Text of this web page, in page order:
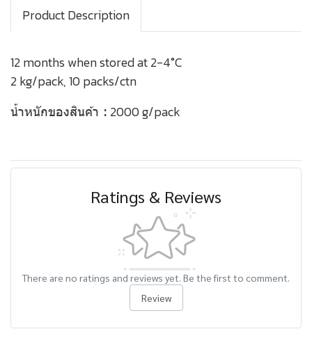
Product Description
12 months when stored at 2-4°C
2 kg/pack, 10 packs/ctn
น้ำหนักของสินค้า : 2000 g/pack
Ratings & Reviews
There are no ratings and reviews yet. Be the first to comment.
Review